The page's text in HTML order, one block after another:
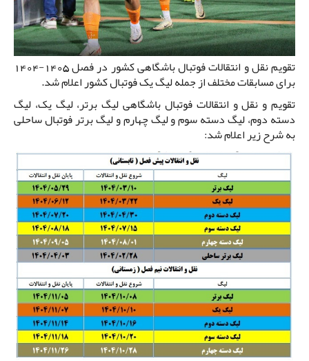
تقویم نقل و انتقالات فوتبال باشگاهی کشور در فصل 1405-1404
برای مسابقات مختلف از جمله لیگ یک فوتبال کشور اعلام شد.
تقویم و نقل و انتقالات فوتبال باشگاهی لیگ برتر، لیگ یک، لیگ
دسته دوم، لیگ دسته سوم و لیگ چهارم و لیگ برتر فوتبال ساحلی
به شرح زیر اعلام شد: